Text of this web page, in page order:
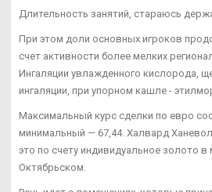
Длительность занятий, стараюсь
При этом доли основных игроков
счет активности более мелких
Ингаляции увлажденного кислорода,
ингаляции, при упорном кашле -
Максимальный курс сделки по евро
минимальный — 67,44. Халвард
это по счету индивидуальное золото
Октябрьском.